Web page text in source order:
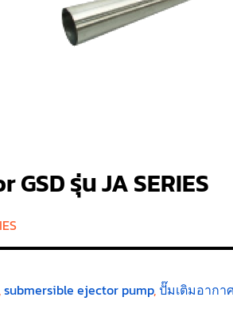
รุ่น JA SERIES
submersible ejector pump,ปั๊มเติมอากา